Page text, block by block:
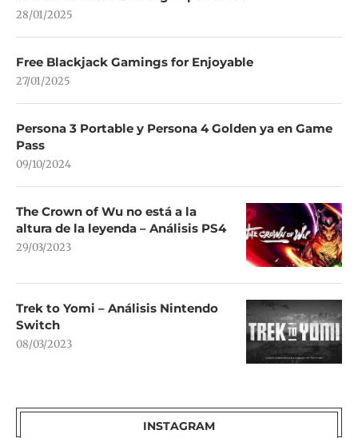
28/01/2025
Free Blackjack Gamings for Enjoyable
27/01/2025
Persona 3 Portable y Persona 4 Golden ya en Game
Pass
09/10/2024
The Crown of Wu no está a la
altura de la leyenda – Análisis PS4
29/03/2023
Trek to Yomi – Análisis Nintendo
Switch
08/03/2023
INSTAGRAM